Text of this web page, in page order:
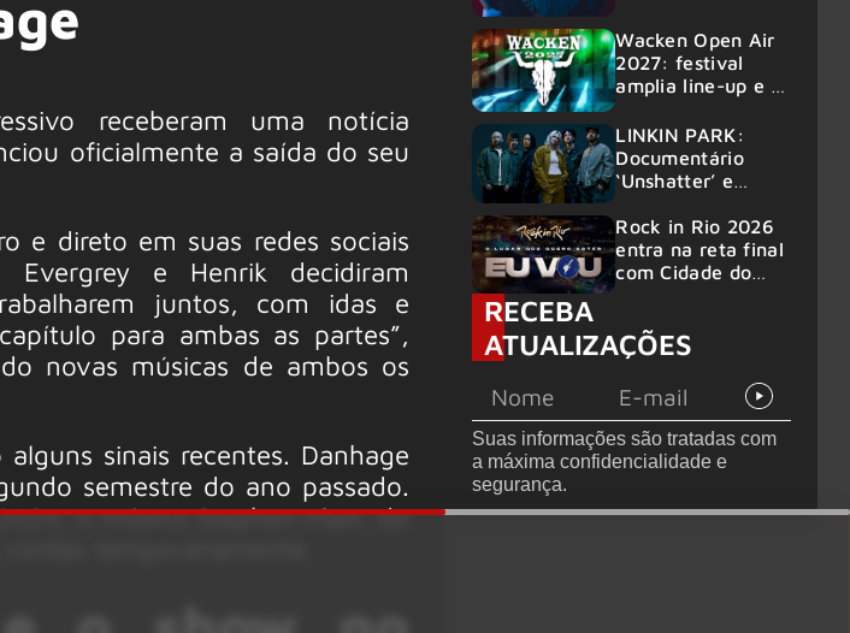
receberam uma notícia
oficialmente a saída do seu
e direto em suas redes sociais
Evergrey e Henrik decidiram
juntos, com idas e
para ambas as partes”,
novas músicas de ambos os
sinais recentes. Danhage
semestre do ano passado.
o músico Stephen Platt, do
shows
Wacken Open Air
2027: festival
amplia line-up e já
50 bandas
LINKIN PARK:
Documentário
‘Unshatter’ e
anunciados
Rock in Rio 2026
entra na reta final
com Cidade do
acelerada e line-
up completo
confirmado
RECEBA
ATUALIZAÇÕES
Suas informações são tratadas com
a máxima confidencialidade e
segurança.